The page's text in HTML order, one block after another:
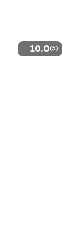
10.0(5)